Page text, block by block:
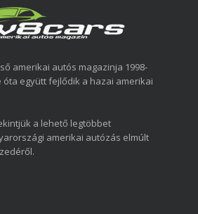
amerikai autós magazinja 1998-
óta együtt fejlődik a hazai amerikai
a lehető legtöbbet
amerikai autózás elmúlt